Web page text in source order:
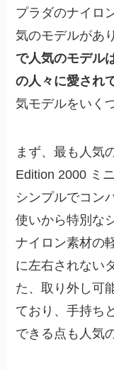
プラダのナイロ
気のモデルがあ
で人気のモデル
の人々に愛され
気モデルをいく
まず、最も人気
Edition 2000 ミ
シンプルでコン
使いから特別な
ナイロン素材の
に左右されない
た、取り外し可
ており、手持ち
できる点も人気